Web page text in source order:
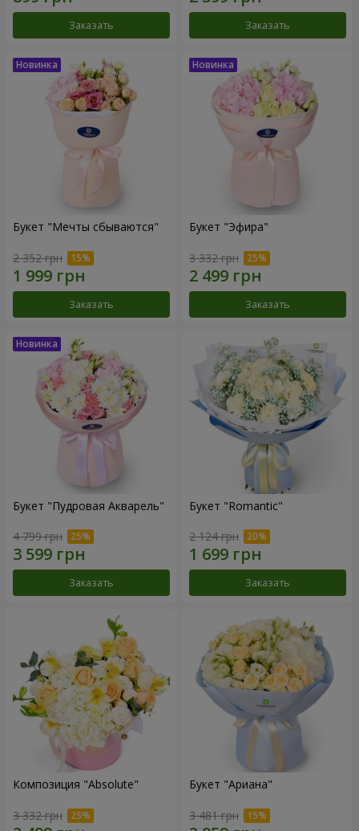
Заказать Заказать
Букет "Мечты сбываются"
2 352 грн
Заказать
Букет "Эфира"
3 332 грн
Заказать
Букет "Пудровая Акварель"
4 799 грн
Заказать
Букет "Romantic"
2 124 грн
Заказать
Композиция "Absolute"
3 332 грн
Букет "Ариана"
3 481 грн